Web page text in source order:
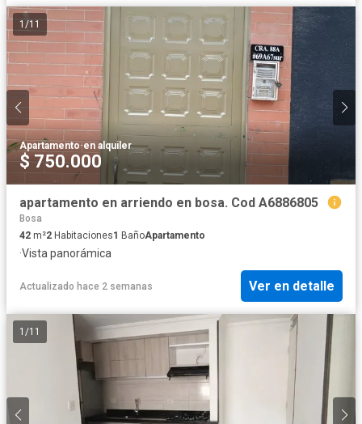
1 /11
Apartamento·en alquiler
$ 750.000
apartamento en arriendo en bosa. Cod A6886805
Bosa
42 m²2 Habitaciones1 BañoApartamento
·Vista panorámica
Actualizado hace 2 semanas Ver en detalle
1 /11